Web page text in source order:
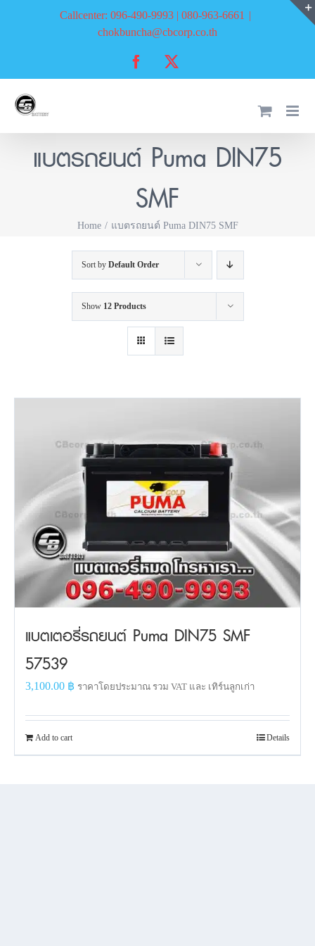
Callcenter: 096-490-9993 | 080-963-6661 |
chokbuncha@cbcorp.co.th
Facebook
แบตรถยนต์ Puma DIN75
SMF
Home แบตรถยนต์ Puma DIN75 SMF
Sort by Default Order
Show 12 Products
แบตเตอรี่รถยนต์ Puma DIN75 SMF
57539
3,100.00 ฿ ราคาโดยประมาณ รวม VAT และ เทิร์นลูกเก่า
Add to cart Details